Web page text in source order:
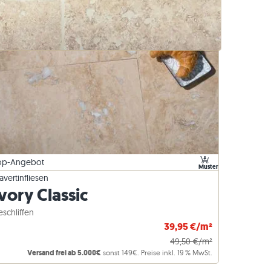
Basalt-Rasenkanten
Classic
39,95 €/m²
49,50 €/m²
Versand frei ab 5.000€ sonst 149€. Preise inkl. 19 % MwSt.
Angebot Muster